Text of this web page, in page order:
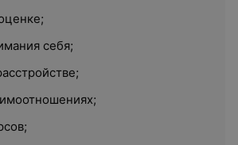
себя;